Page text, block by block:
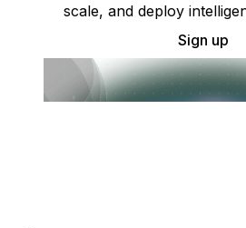
scale, and deploy
Sign up